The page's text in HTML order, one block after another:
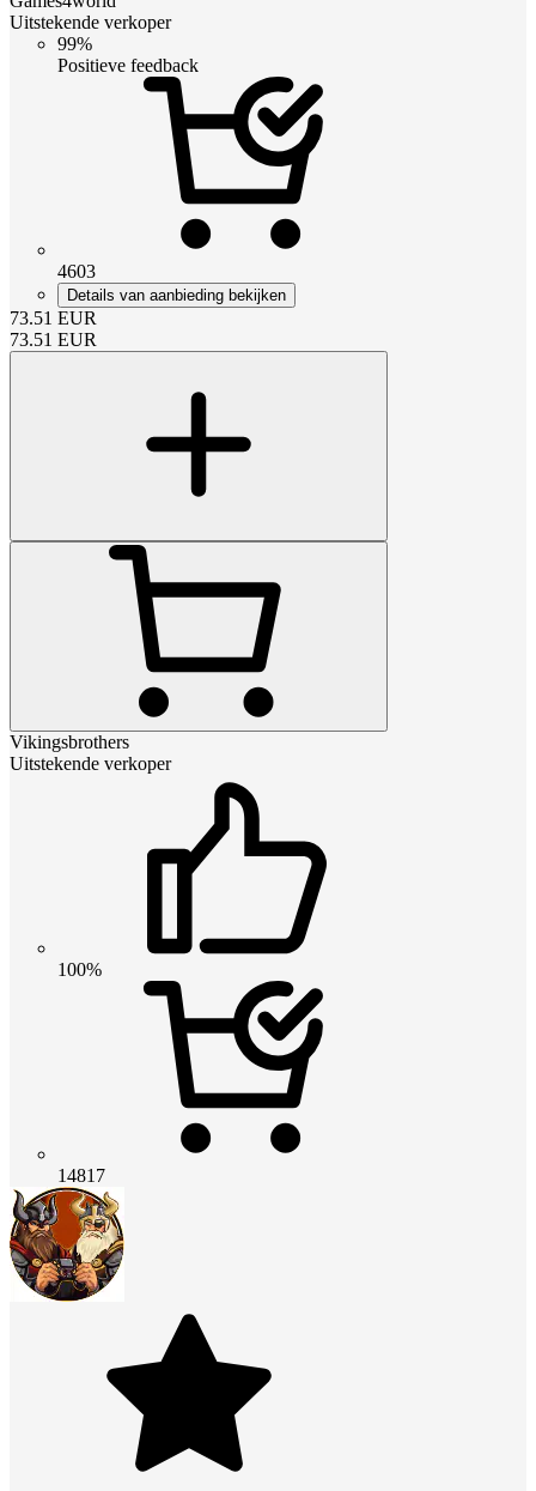
Uitstekende verkoper
99%
Positieve feedback
4603
Details van aanbieding bekijken
73.51 EUR
73.51 EUR
Vikingsbrothers
Uitstekende verkoper
100%
14817